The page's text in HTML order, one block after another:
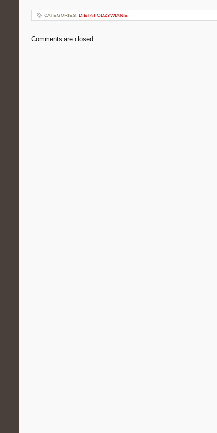
CATEGORIES: DIETA I ODŻYWIANIE
Comments are closed.